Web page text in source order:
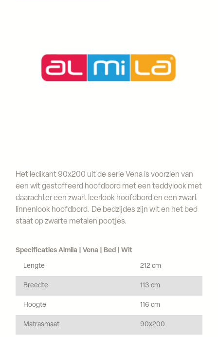
Het ledikant 90x200 uit de serie Vena is voorzien van
een wit gestoffeerd hoofdbord met een teddylook met
daarachter een zwart leerlook hoofdbord en een zwart
linnenlook hoofdbord. De bedzijdes zijn wit en het bed
staat op zwarte metalen pootjes.
Specificaties Almila | Vena | Bed | Wit
Lengte 212 cm
Breedte 113 cm
Hoogte 116 cm
Matrasmaat 90x200